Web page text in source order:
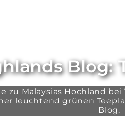
Blog:
zu Malaysias Hochland bei
leuchtend grünen
Blog.